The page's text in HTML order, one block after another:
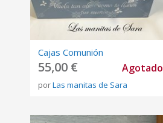
Cajas Comunión
55,00 € Agotado
porLas manitas de Sara